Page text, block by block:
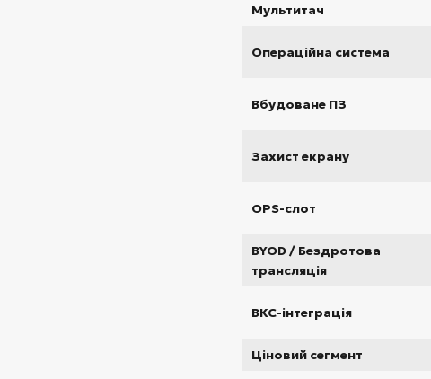
Мультитач
Операційна система
Вбудоване ПЗ
Захист екрану
OPS-слот
BYOD / Бездротова
трансляція
ВКС-інтеграція
Ціновий сегмент